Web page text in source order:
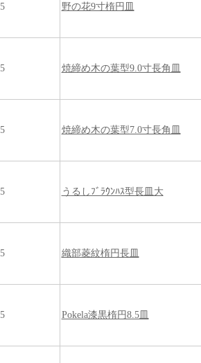
野の花9寸楕円皿
焼締め木の葉型9.0寸長角皿
焼締め木の葉型7.0寸長角皿
うるしﾌﾞﾗｳﾝﾊｽ型長皿大
織部菱紋楕円長皿
Pokela漆黒楕円8.5皿